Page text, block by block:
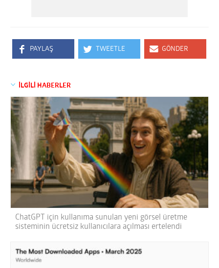
PAYLAŞ TWEETLE GÖNDER
İLGİLİ HABERLER
ChatGPT için kullanıma sunulan yeni görsel üretme
sisteminin ücretsiz kullanıcılara açılması ertelendi